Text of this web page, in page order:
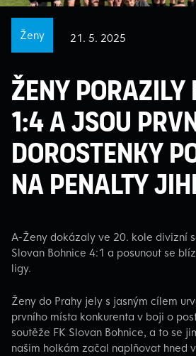
Ženy 21. 5. 2025
Ženy porazily
1:4 a jsou
dorostenky
na penalty
A-Ženy dokázaly ve 20. kole divizní
Slovan Bohnice 4:1 a posunout se
ligy.
Ženy do Prahy jely s jasným cílem
prvního místa konkurenta v boji o
soutěže FK Slovan Bohnice, a to se
našim holkám začal naplňovat hned